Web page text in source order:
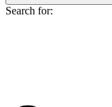
Search for: